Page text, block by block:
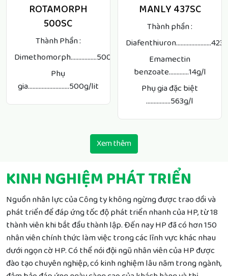
ROTAMORPH
500SC
Thành Phần :
Dimethomorph.................500g/lit
Phụ
gia...........................500g/lit
MANLY 437SC
Thành phần :
Emamectin
benzoate.............14g/l
Phụ gia đặc biệt
................563g/l
Xem thêm
KINH NGHIỆM PHÁT TRIỂN
Nguồn nhân lực của Công ty không ngừng được trao dồi và
phát triển để đáp ứng tốc độ phát triển nhanh của HP, từ 18
thành viên khi bắt đầu thành lập. Đến nay HP đã có hơn 150
nhân viên chính thức làm việc trong các lĩnh vực khác nhau
dưới ngọn cờ HP. Có thể nói đội ngũ nhân viên của HP được
đào tạo chuyên nghiệp, có kinh nghiệm lâu năm trong ngành,